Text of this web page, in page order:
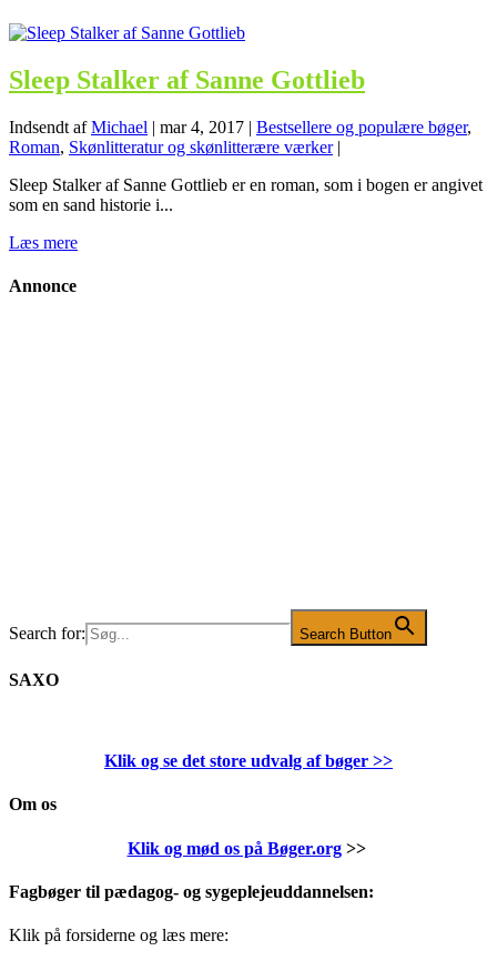
Sleep Stalker af Sanne Gottlieb
Indsendt afMichael | mar 4, 2017 | Bestsellere og populære bøger,
Roman, Skønlitteratur og skønlitterære værker|
Sleep Stalker af Sanne Gottlieb er en roman, som i bogen er angivet
som en sand historie i...
Læs mere
Annonce
Search for: Search Button
SAXO
Klik og se det store udvalg af bøger >>
Om os
Klik og mød os på Bøger.org>>
Fagbøger til pædagog- og sygeplejeuddannelsen:
Klik på forsiderne og læs mere: